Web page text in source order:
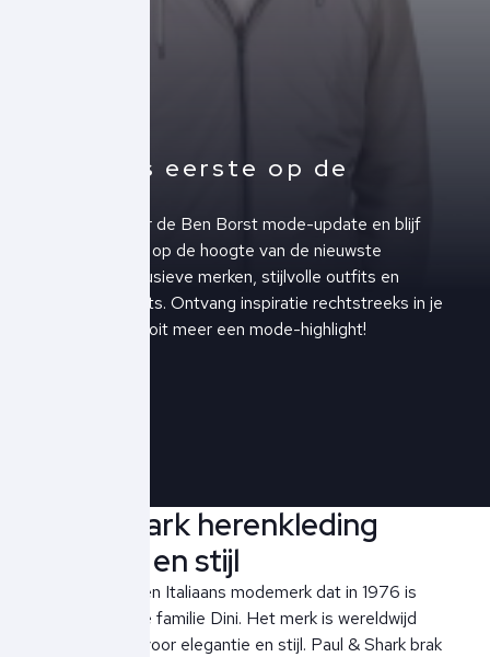
Altijd als eerste op de
Schrijf je in voor de Ben Borst mode-update en blijf
altijd als eerste op de hoogte van de nieuwste
collecties, exclusieve merken, stijlvolle outfits en
upcoming events. Ontvang inspiratie rechtstreeks in je
inbox en mis nooit meer een mode-highlight!
Paul & Shark herenkleding
elegantie en stijl
Paul & Shark is een Italiaans modemerk dat in 1976 is
opgericht door de familie Dini. Het merk is wereldwijd
bekend en staat voor elegantie en stijl. Paul & Shark brak